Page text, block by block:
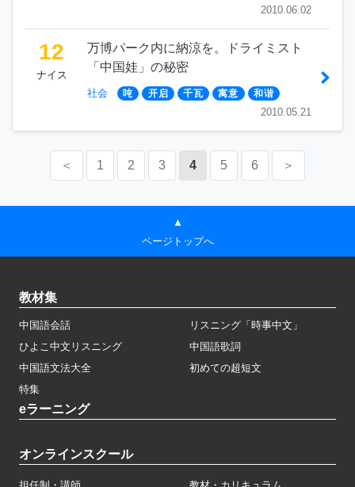
2010.06.02
12
ナイス
万博パーク内に納涼を。ドライミスト
「中国娃」の秘密
社会 吨 开启 千瓦 寓意 和谐
2010.05.21
＜ 1 2 3 4 5 6 ＞
▲
ページトップへ
教材集
中国語会話
リスニング「時事中文」
ひよこ中文リスニング
中国語歌詞
中国語文法大全
初めての超短文
特集
eラーニング
オンラインスクール